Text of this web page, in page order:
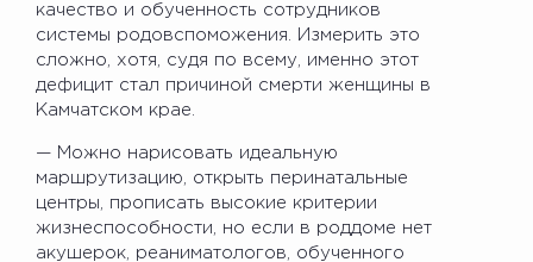
качество и обученность сотрудников
системы родовспоможения. Измерить это
сложно, хотя, судя по всему, именно этот
дефицит стал причиной смерти женщины в
Камчатском крае.
— Можно нарисовать идеальную
маршрутизацию, открыть перинатальные
центры, прописать высокие критерии
жизнеспособности, но если в роддоме нет
акушерок, реаниматологов, обученного